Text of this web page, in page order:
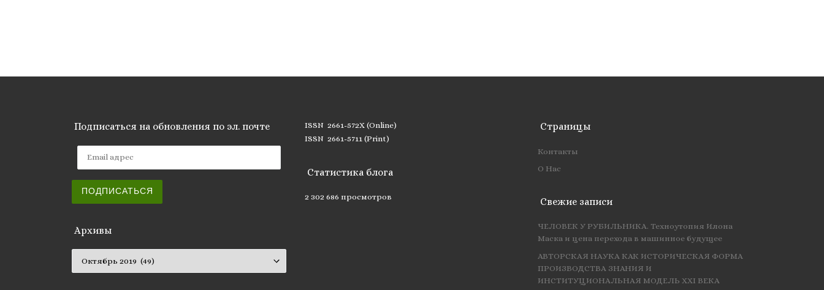
Подписаться на обновления по эл. почте
ПОДПИСАТЬСЯ
Архивы
ISSN 2661-572X (Online)
ISSN 2661-5711 (Print)
Статистика блога
2 302 686 просмотров
Страницы
Контакты
О Нас
Свежие записи
ЧЕЛОВЕК У РУБИЛЬНИКА. Техноутопия Илона
Маска и цена перехода в машинное будущее
АВТОРСКАЯ НАУКА КАК ИСТОРИЧЕСКАЯ ФОРМА
ПРОИЗВОДСТВА ЗНАНИЯ И
ИНСТИТУЦИОНАЛЬНАЯ МОДЕЛЬ XXI ВЕКА